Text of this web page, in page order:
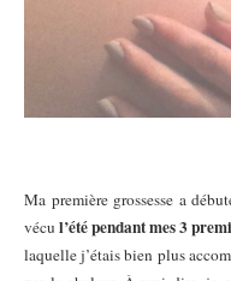
Ma première grossesse a
vécu l’été pendant mes 3
laquelle j’étais bien plus